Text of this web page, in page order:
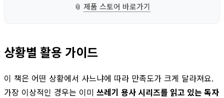
📎 제품 스토어 바로가기
상황별 활용 가이드
이 책은 어떤 상황에서 사느냐에 따라 만족도가 크게 달라져요.
가장 이상적인 경우는 이미 쓰레기 용사 시리즈를 읽고 있는 독자